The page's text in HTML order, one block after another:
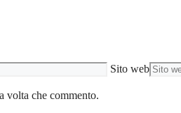
Sito web
volta che commento.